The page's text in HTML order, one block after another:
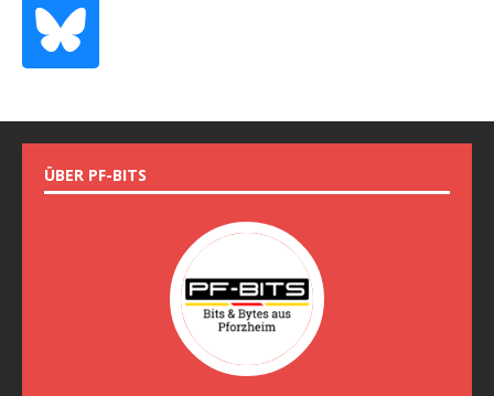
ÜBER PF-BITS